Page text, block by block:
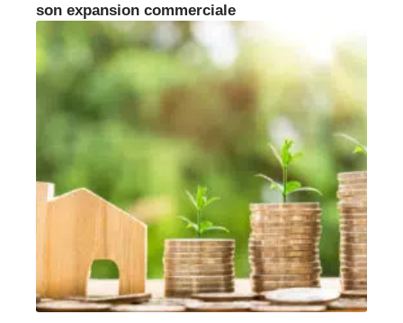
son expansion commerciale